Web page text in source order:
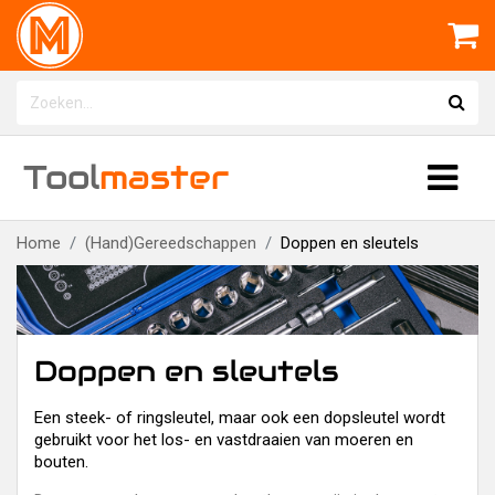
Toolmaster
Home (Hand)Gereedschappen Doppen en sleutels
Doppen en sleutels
Een steek- of ringsleutel, maar ook een dopsleutel wordt
gebruikt voor het los- en vastdraaien van moeren en
bouten.